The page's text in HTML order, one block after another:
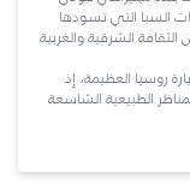
السبا التي تسودها
الثقافة الشرقية والغربية
روسيا العظيمة، إذ
الطبيعية الشاسعة